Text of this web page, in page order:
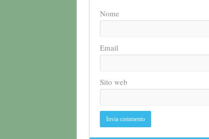
Nome
Email
Sito web